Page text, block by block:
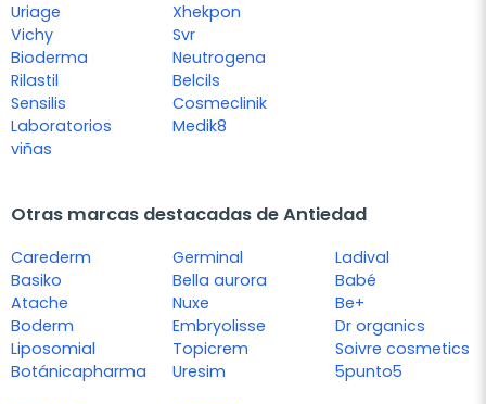
Uriage
Vichy
Bioderma
Rilastil
Sensilis
Laboratorios
viñas
Xhekpon
Svr
Neutrogena
Belcils
Cosmeclinik
Medik8
Otras marcas destacadas de Antiedad
Carederm
Basiko
Atache
Boderm
Liposomial
Botánicapharma
Germinal
Bella aurora
Nuxe
Embryolisse
Topicrem
Uresim
Ladival
Babé
Be+
Dr organics
Soivre cosmetics
5punto5